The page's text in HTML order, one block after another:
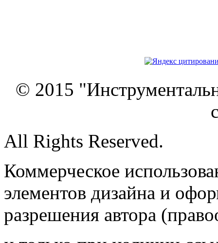
© 2015
All Rights Reserved.
Коммерческое
элементов дизайна и
разрешения автора